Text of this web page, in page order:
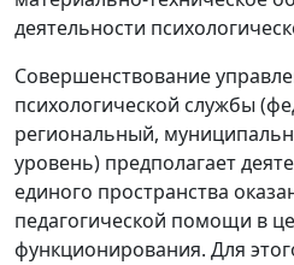
деятельности
Совершенствование
психологической службы
региональный,
уровень) предполагает
единого пространства
педагогической помощи в
функционирования. Для